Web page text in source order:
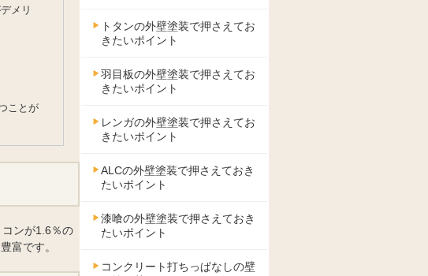
メリ
ことが
ンが1.6％の
富です。
トタンの外壁塗装で押さえてお
きたいポイント
羽目板の外壁塗装で押さえてお
きたいポイント
レンガの外壁塗装で押さえてお
きたいポイント
ALCの外壁塗装で押さえておき
たいポイント
漆喰の外壁塗装で押さえておき
たいポイント
コンクリート打ちっぱなしの壁